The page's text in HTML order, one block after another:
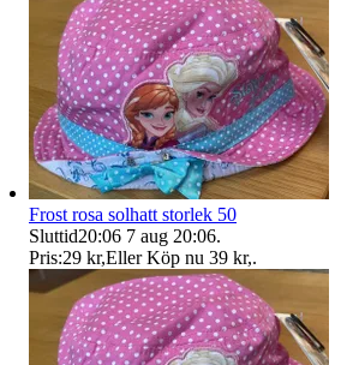
Frost rosa solhatt storlek 50
Sluttid20:06 7 aug 20:06.
Pris:29 kr,Eller Köp nu 39 kr,.